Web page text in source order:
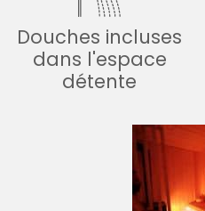
Douches incluses
dans l'espace
détente